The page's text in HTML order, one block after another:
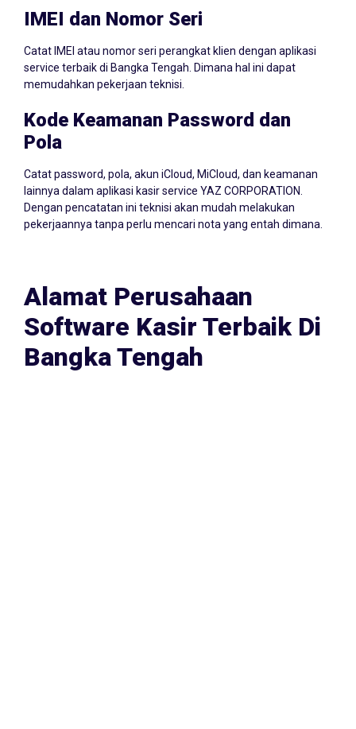
IMEI dan Nomor Seri
Catat IMEI atau nomor seri perangkat klien dengan aplikasi
service terbaik di Bangka Tengah. Dimana hal ini dapat
memudahkan pekerjaan teknisi.
Kode Keamanan Password dan
Pola
Catat password, pola, akun iCloud, MiCloud, dan keamanan
lainnya dalam aplikasi kasir service YAZ CORPORATION.
Dengan pencatatan ini teknisi akan mudah melakukan
pekerjaannya tanpa perlu mencari nota yang entah dimana.
Alamat Perusahaan
Software Kasir Terbaik Di
Bangka Tengah